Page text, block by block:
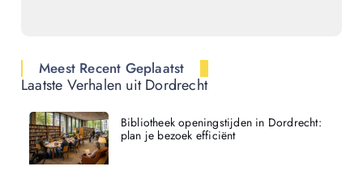
Meest Recent Geplaatst
Laatste Verhalen uit Dordrecht
Bibliotheek openingstijden in Dordrecht:
plan je bezoek efficiënt